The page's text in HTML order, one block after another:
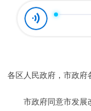
各区人民政府，市政府
市政府同意市发展